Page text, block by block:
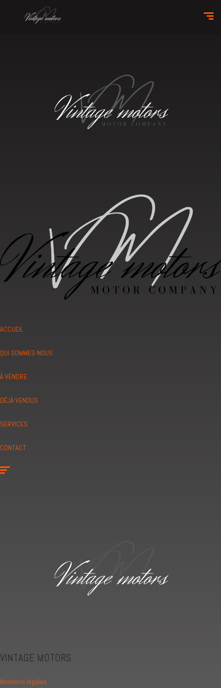
ACCUEIL
QUI SOMMES-NOUS
À VENDRE
DÉJÀ VENDUS
SERVICES
CONTACT
VINTAGE MOTORS
Mentions légales